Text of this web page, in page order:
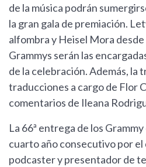
de la música podrán
la gran gala de premiación.
alfombra y Heisel Mora desde
Grammys serán las
de la celebración. Además, la
traducciones a cargo de Flor
comentarios de Ileana
La 66ª entrega de los
cuarto año consecutivo por
podcaster y presentador de